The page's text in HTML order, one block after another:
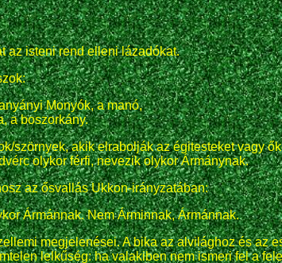
az isteni rend elleni lázadókat.
Monyók, a manó,
a boszorkány.
szörnyek, akik elrabolják az égitesteket vagy
olykor férfi, nevezik olykor Ármánynak.
az ősvallás Ukkon-irányzatában:
Ármánnak. Nem Árminnak, Ármánnak.
megjelenései. A bika az alvilághoz és az
lelkűség: ha valakiben nem ismeri fel a